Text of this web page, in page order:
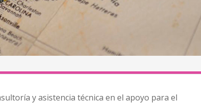
y asistencia técnica en el apoyo para el